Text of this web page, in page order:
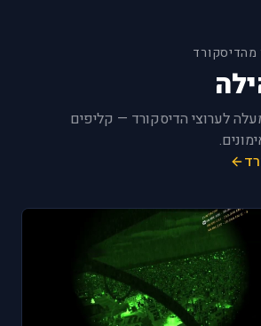
מהדיסקורד
לערוצי הדיסקורד — קליפים